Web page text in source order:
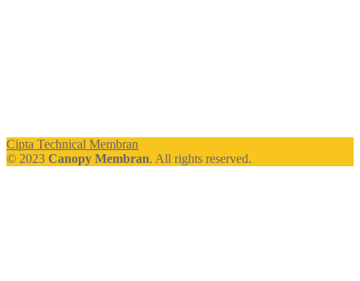
Cipta Technical Membran
© 2023 Canopy Membran. All rights reserved.